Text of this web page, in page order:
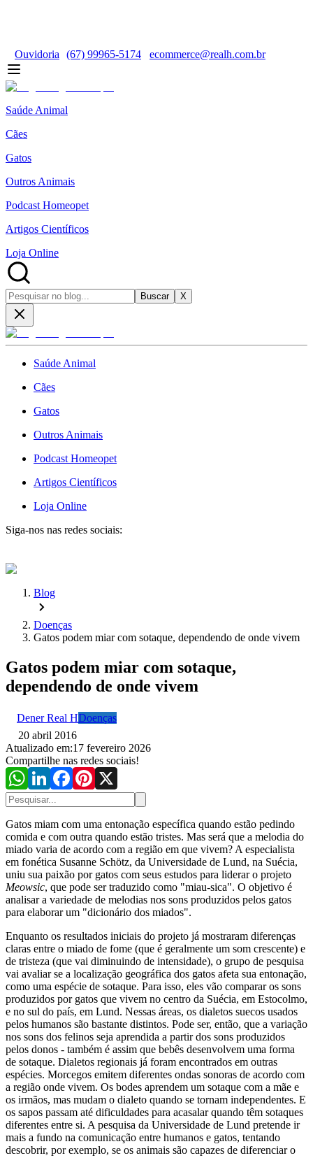
Ouvidoria (67) 99965-5174 ecommerce@realh.com.br
Saúde Animal
Cães
Gatos
Outros Animais
Podcast Homeopet
Artigos Científicos
Loja Online
Buscar X
Saúde Animal
Cães
Gatos
Outros Animais
Podcast Homeopet
Artigos Científicos
Loja Online
Siga-nos nas redes sociais:
Blog
Doenças
Gatos podem miar com sotaque, dependendo de onde vivem
Gatos podem miar com sotaque,
dependendo de onde vivem
Dener Real HDoenças
20 abril 2016
Atualizado em:17 fevereiro 2026
Compartilhe nas redes sociais!
Gatos miam com uma entonação específica quando estão pedindo
comida e com outra quando estão tristes. Mas será que a melodia do
miado varia de acordo com a região em que vivem? A especialista
em fonética Susanne Schötz, da Universidade de Lund, na Suécia,
uniu sua paixão por gatos com seus estudos para liderar o projeto
Meowsic, que pode ser traduzido como "miau-sica". O objetivo é
analisar a variedade de melodias nos sons produzidos pelos gatos
para elaborar um "dicionário dos miados".
Enquanto os resultados iniciais do projeto já mostraram diferenças
claras entre o miado de fome (que é geralmente um som crescente) e
de tristeza (que vai diminuindo de intensidade), o grupo de pesquisa
vai avaliar se a localização geográfica dos gatos afeta sua entonação,
como uma espécie de sotaque. Para isso, eles vão comparar os sons
produzidos por gatos que vivem no centro da Suécia, em Estocolmo,
e no sul do país, em Lund. Nessas áreas, os dialetos suecos usados
pelos humanos são bastante distintos. Pode ser, então, que a variação
nos sons dos felinos seja aprendida a partir dos sons produzidos
pelos donos - também é assim que bebês desenvolvem uma forma
de sotaque. Dialetos regionais já foram encontrados em outras
espécies. Morcegos emitem diferentes ondas sonoras de acordo com
a região onde vivem. Os bodes aprendem um sotaque com a mãe e
os irmãos, mas mudam o dialeto quando se tornam independentes. E
os sapos passam até dificuldades para acasalar quando têm sotaques
diferentes entre si. A pesquisa da Universidade de Lund pretende ir
mais a fundo na comunicação entre humanos e gatos, tentando
descobrir, por exemplo, se os animais são capazes de diferenciar o